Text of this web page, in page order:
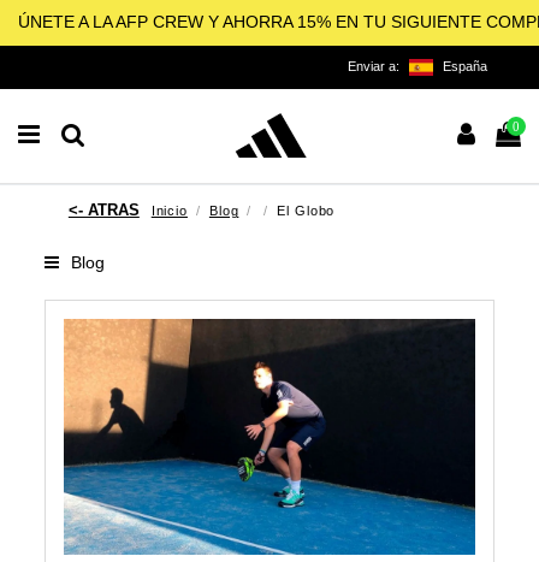
ÚNETE A LA AFP CREW Y AHORRA 15% EN TU SIGUIENTE
Enviar a: España
0
Inicio Blog El Globo
Blog